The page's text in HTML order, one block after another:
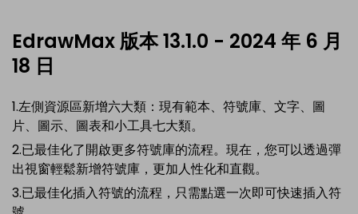
EdrawMax 版本 13.1.0 - 2024 年 6 月
18 日
1.左側資源區新增六大類：現有範本、符號庫、文字、圖
片、圖示、圖表和小工具七大類。
2.已最佳化了開啟更多符號庫的流程。現在，您可以透過彈
出視窗輕鬆新增符號庫，更加人性化和直觀。
3.已最佳化插入符號的流程，只需點選一次即可快速插入符